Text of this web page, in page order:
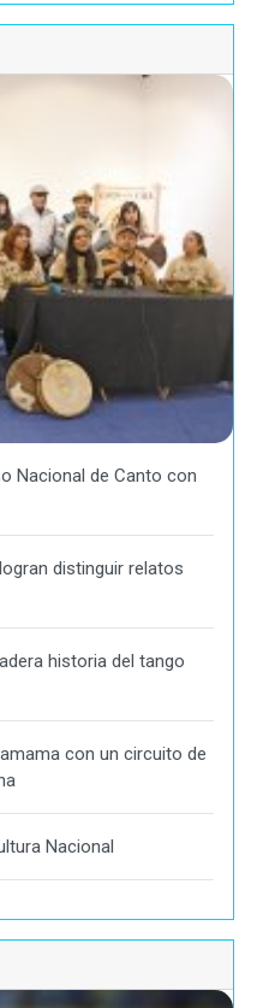
Nacional de Canto con
distinguir relatos
historia del tango
con un circuito de
Nacional